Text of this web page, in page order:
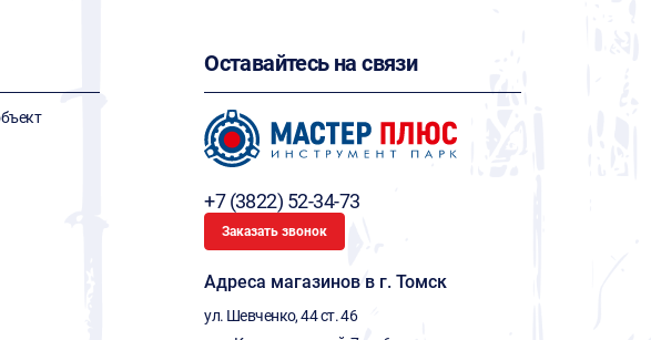
Оставайтесь на связи
+7 (3822) 52-34-73
Заказать звонок
Адреса магазинов в г. Томск
ул. Шевченко, 44 ст. 46